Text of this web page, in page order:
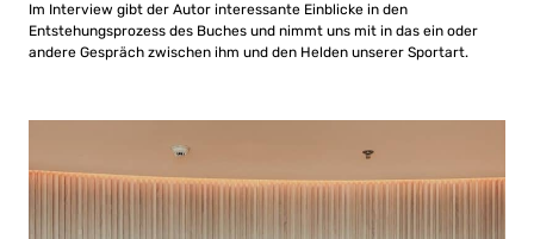
Im Interview gibt der Autor interessante Einblicke in den
Entstehungsprozess des Buches und nimmt uns mit in das ein oder
andere Gespräch zwischen ihm und den Helden unserer Sportart.